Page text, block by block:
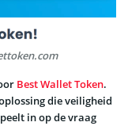
Best Wallet Token.
die veiligheid
in op de vraag